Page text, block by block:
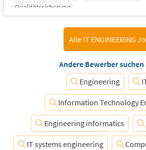
Qualitätssicherung
Alle IT ENGINEERING
Andere Bewerber suchen
Engineering
Information Technology
Engineering informatics
IT systems engineering